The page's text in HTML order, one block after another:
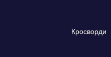
Кросворди